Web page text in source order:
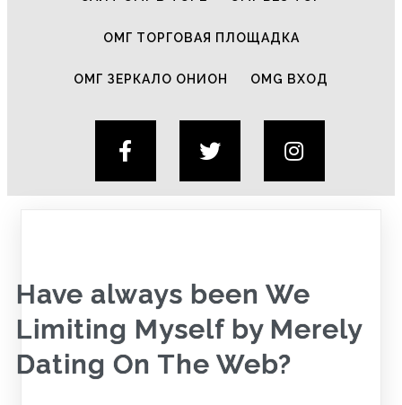
ОМГ ТОРГОВАЯ ПЛОЩАДКА
ОМГ ЗЕРКАЛО ОНИОН OMG ВХОД
Have always been We
Limiting Myself by Merely
Dating On The Web?